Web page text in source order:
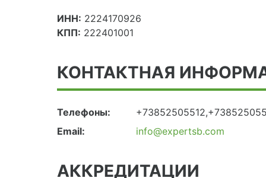
ИНН: 2224170926
КПП: 222401001
КОНТАКТНАЯ
Телефоны:
Email:
info@expertsb.com
АККРЕДИТАЦИИ